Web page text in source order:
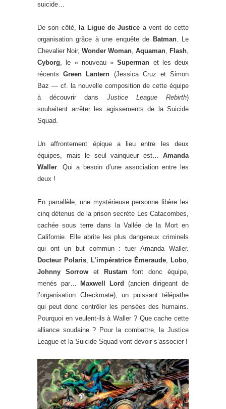
suicide…
De son côté, la Ligue de Justice a vent de cette
organisation grâce à une enquête de Batman. Le
Chevalier Noir, Wonder Woman, Aquaman, Flash,
Cyborg, le « nouveau »Superman et les deux
récentsGreen Lantern (Jessica Cruz et Simon
Baz — cf. la nouvelle composition de cette équipe
à découvrir dans Justice League Rebirth)
souhaitent arrêter les agissements de la Suicide
Squad.
Un affrontement épique a lieu entre les deux
équipes, mais le seul vainqueur est… Amanda
Waller. Qui a besoin d’une association entre les
deux !
En parrallèle, une mystérieuse personne libère les
cinq détenus de la prison secrète Les Catacombes,
cachée sous terre dans la Vallée de la Mort en
Californie. Elle abrite les plus dangereux criminels
qui ont un but commun : tuer Amanda Waller.
Docteur Polaris, L’impératrice Émeraude, Lobo,
Johnny Sorrowet Rustam font donc équipe,
menés par…
Maxwell Lord
(ancien dirigeant de
l’organisation Checkmate), un puissant télépathe
qui peut donc contrôler les pensées des humains.
Pourquoi en veulent-ils à Waller ? Que cache cette
alliance soudaine ? Pour la combattre, la Justice
League et la Suicide Squad vont devoir s’associer !